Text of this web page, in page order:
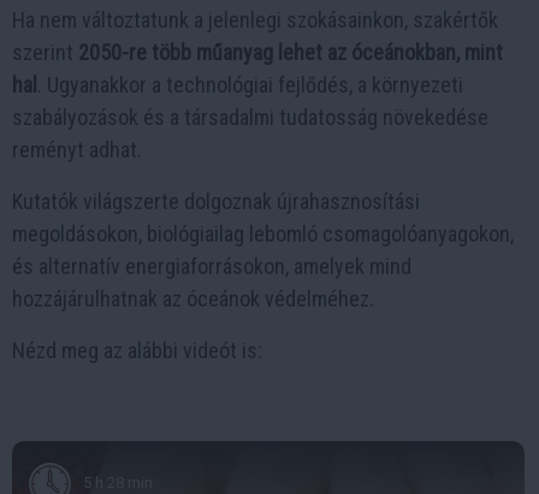
Ha nem változtatunk a jelenlegi szokásainkon, szakértők
szerint 2050-re több műanyag lehet az óceánokban, mint
hal
. Ugyanakkor a technológiai fejlődés, a környezeti
szabályozások és a társadalmi tudatosság növekedése
reményt adhat.
Kutatók világszerte dolgoznak újrahasznosítási
megoldásokon, biológiailag lebomló csomagolóanyagokon,
és alternatív energiaforrásokon, amelyek mind
hozzájárulhatnak az óceánok védelméhez.
Nézd meg az alábbi videót is:
5 h 28 min